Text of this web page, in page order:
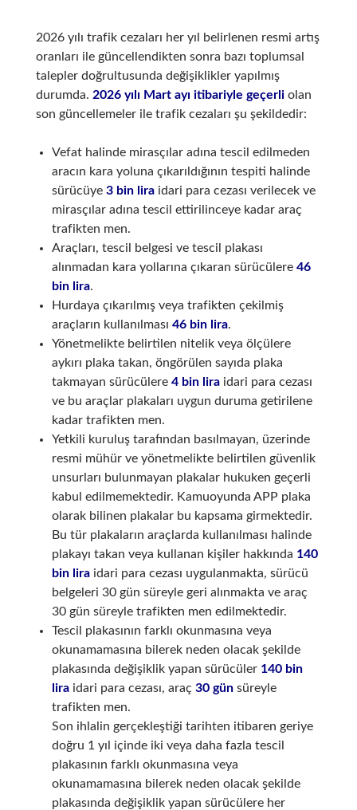
2026 yılı trafik cezaları her yıl belirlenen resmi artış
oranları ile güncellendikten sonra bazı toplumsal
talepler doğrultusunda değişiklikler yapılmış
durumda. 2026 yılı Mart ayı itibariyle geçerliolan
son güncellemeler ile trafik cezaları şu şekildedir:
Vefat halinde mirasçılar adına tescil edilmeden
aracın kara yoluna çıkarıldığının tespiti halinde
sürücüye 3 bin liraidari para cezası verilecek ve
mirasçılar adına tescil ettirilinceye kadar araç
trafikten men.
Araçları, tescil belgesi ve tescil plakası
alınmadan kara yollarına çıkaran sürücülere 46
bin lira.
Hurdaya çıkarılmış veya trafikten çekilmiş
araçların kullanılması 46 bin lira.
Yönetmelikte belirtilen nitelik veya ölçülere
aykırı plaka takan, öngörülen sayıda plaka
takmayan sürücülere 4 bin liraidari para cezası
ve bu araçlar plakaları uygun duruma getirilene
kadar trafikten men.
Yetkili kuruluş tarafından basılmayan, üzerinde
resmi mühür ve yönetmelikte belirtilen güvenlik
unsurları bulunmayan plakalar hukuken geçerli
kabul edilmemektedir. Kamuoyunda APP plaka
olarak bilinen plakalar bu kapsama girmektedir.
Bu tür plakaların araçlarda kullanılması halinde
plakayı takan veya kullanan kişiler hakkında 140
bin liraidari para cezası uygulanmakta, sürücü
belgeleri 30 gün süreyle geri alınmakta ve araç
30 gün süreyle trafikten men edilmektedir.
Tescil plakasının farklı okunmasına veya
okunamamasına bilerek neden olacak şekilde
plakasında değişiklik yapan sürücüler 140 bin
liraidari para cezası, araç 30 günsüreyle
trafikten men.
Son ihlalin gerçekleştiği tarihten itibaren geriye
doğru 1 yıl içinde iki veya daha fazla tescil
plakasının farklı okunmasına veya
okunamamasına bilerek neden olacak şekilde
plakasında değişiklik yapan sürücülere her